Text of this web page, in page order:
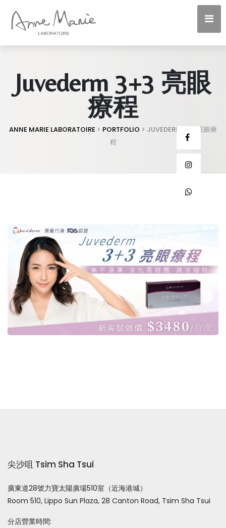
Juvederm 3+3 亮眼
療程
ANNE MARIE LABORATOIRE > PORTFOLIO > JUVEDERM 3+3 亮眼療
程
尖沙咀 Tsim Sha Tsui
廣東道28號力寶太陽廣場510室（近海港城）
Room 510, Lippo Sun Plaza, 28 Canton Road, Tsim Sha Tsui
分店營業時間: